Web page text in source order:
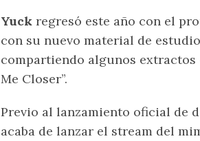
Yuck regresó este año con el
con su nuevo material de
compartiendo algunos extractos
Me Closer”.
Previo al lanzamiento oficial de
acaba de lanzar el stream del